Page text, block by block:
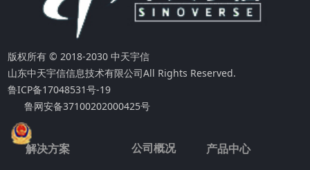
版权所有 © 2018-2030 中天宇信
山东中天宇信信息技术有限公司All Rights Reserved.
鲁ICP备17048531号-19
鲁网安备37100202000425号
产品中心
解决方案 公司概况